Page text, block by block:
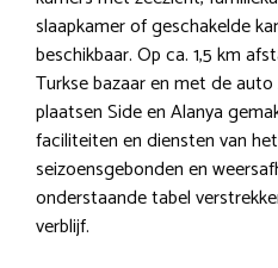
slaapkamer of geschakelde
beschikbaar. Op ca. 1,5 km
Turkse bazaar en met de
plaatsen Side en Alanya
faciliteiten en diensten van
seizoensgebonden en
onderstaande tabel
verblijf.